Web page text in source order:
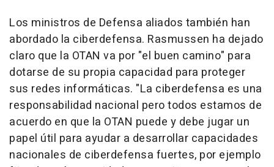
Los ministros de Defensa aliados también han
abordado la ciberdefensa. Rasmussen ha dejado
claro que la OTAN va por "el buen camino" para
dotarse de su propia capacidad para proteger
sus redes informáticas. "La ciberdefensa es una
responsabilidad nacional pero todos estamos de
acuerdo en que la OTAN puede y debe jugar un
papel útil para ayudar a desarrollar capacidades
nacionales de ciberdefensa fuertes, por ejemplo